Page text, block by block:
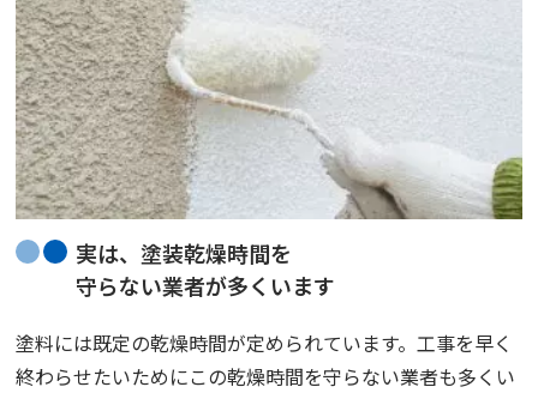
実は、塗装乾燥時間を
守らない業者が多くいます
塗料には既定の乾燥時間が定められています。工事を早く
終わらせたいためにこの乾燥時間を守らない業者も多くい